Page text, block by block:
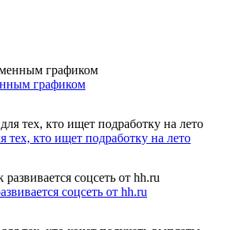
графиком
тех, кто ищет подработку на лето
соцсеть от hh.ru